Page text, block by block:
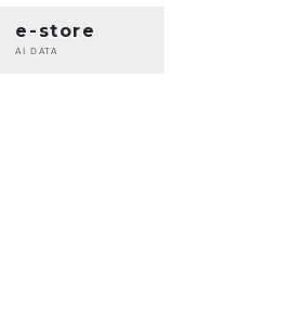
e-store
AI DATA